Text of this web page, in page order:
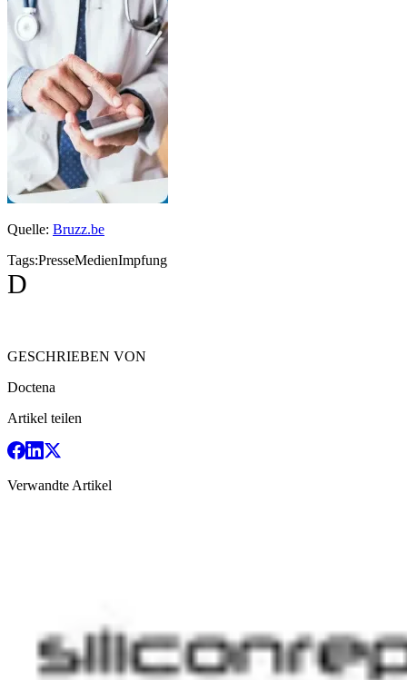
Quelle: Bruzz.be
Tags:PresseMedienImpfung
D
GESCHRIEBEN VON
Doctena
Artikel teilen
Verwandte Artikel